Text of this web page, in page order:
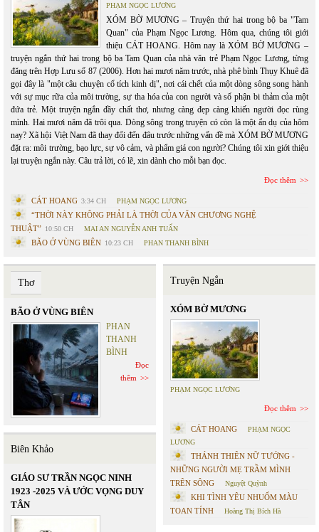
PHẠM NGỌC LƯƠNG
XÓM BỜ MƯƠNG – Truyện thứ hai trong bộ ba "Tam
Quan" của Phạm Ngọc Lương. Hôm qua, chúng tôi giới
thiệu CÁT HOANG. Hôm nay là XÓM BỜ MƯƠNG –
truyện ngắn thứ hai trong bộ ba Tam Quan của nhà văn trẻ Phạm Ngọc Lương, từng
đăng trên Hợp Lưu số 87 (2006). Hơn hai mươi năm trước, nhà phê bình Thụy Khuê đã
gọi đây là "một câu chuyện cổ tích kinh dị", nơi cái chết của một dòng sông song hành
với sự mục rữa của môi trường, sự tha hóa của con người và số phận bi thảm của một
đứa trẻ. Một truyện ngắn đầy chất thơ, nhưng càng đẹp càng khiến người đọc rùng
mình. Hai mươi năm đã trôi qua. Dòng sông trong truyện có còn là một ẩn dụ của hôm
nay? Xã hội Việt Nam đã thay đổi đến đâu trước những vấn đề mà XÓM BỜ MƯƠNG
đặt ra: môi trường, bạo lực, sự vô cảm, và phẩm giá con người? Chúng tôi xin giới thiệu
lại truyện ngắn này. Câu trả lời, có lẽ, xin dành cho mỗi bạn đọc.
Đọc thêm
CÁT HOANG 3:34 CH PHẠM NGỌC LƯƠNG
“THỜI NÀY KHÔNG PHẢI LÀ THỜI CỦA VĂN CHƯƠNG NGHỆ
THUẬT” 10:50 CH MAI AN NGUYỄN ANH TUẤN
BÃO Ở VÙNG BIÊN 10:23 CH PHAN THANH BÌNH
Thơ
BÃO Ở VÙNG BIÊN
PHAN
THANH
BÌNH
Đọc
thêm
Biên Khảo
GIÁO SƯ TRẦN NGỌC NINH
1923 -2025 VÀ ƯỚC VỌNG DUY
TÂN
Truyện Ngắn
XÓM BỜ MƯƠNG
PHẠM NGỌC LƯƠNG
Đọc thêm
CÁT HOANG
PHẠM NGỌC
LƯƠNG
THÁNH THIÊN NỮ TƯỚNG -
NHỮNG NGƯỜI MẸ TRẦM MÌNH
TRÊN SÔNG
Nguyệt Quỳnh
KHI TÌNH YÊU NHUỐM MÀU
TOAN TÍNH
Hoàng Thị Bích Hà